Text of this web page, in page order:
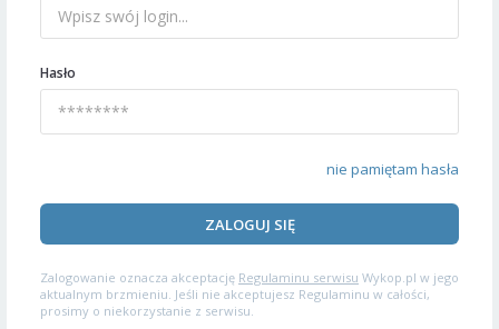
Hasło
nie pamiętam hasła
ZALOGUJ SIĘ
Zalogowanie oznacza akceptację Regulaminu serwisu Wykop.pl w jego
aktualnym brzmieniu. Jeśli nie akceptujesz Regulaminu w całości,
prosimy o niekorzystanie z serwisu.